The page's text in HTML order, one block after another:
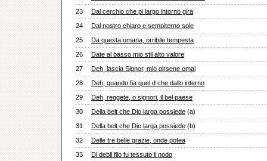
23
Dal cerchio che pi largo intorno gira
24
Dal nostro chiaro e sempiterno sole
25
Da questa umana, orribile tempesta
26
Date al basso mio stil alto valore
27
Deh, lascia Signor, mio girsene omai
28
Deh, quando fia quel d che dallo interno
29
Deh, reggete, o signori, il bel paese
30
Della belt che Dio larga possiede (a)
31
Della belt che Dio larga possiede (b)
32
Delle tre belle grazie, onde potea
33
Di debil filo fu tessuto il nodo